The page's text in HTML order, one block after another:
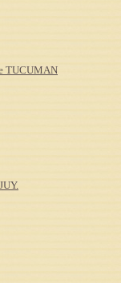
TUCUMAN